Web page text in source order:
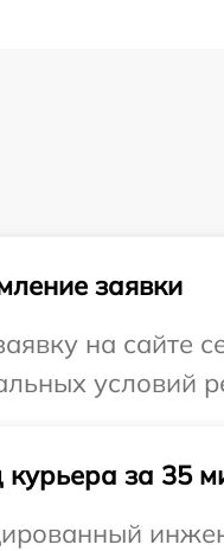
заявки
на сайте
условий
за 35